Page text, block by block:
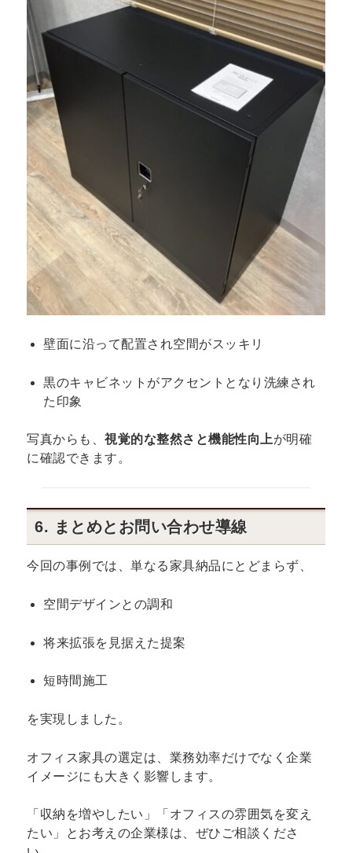
壁面に沿って配置され空間がスッキリ
黒のキャビネットがアクセントとなり洗練され
た印象
写真からも、視覚的な整然さと機能性向上が明確
に確認できます。
6. まとめとお問い合わせ導線
今回の事例では、単なる家具納品にとどまらず、
空間デザインとの調和
将来拡張を見据えた提案
短時間施工
を実現しました。
オフィス家具の選定は、業務効率だけでなく企業
イメージにも大きく影響します。
「収納を増やしたい」「オフィスの雰囲気を変え
たい」とお考えの企業様は、ぜひご相談くださ